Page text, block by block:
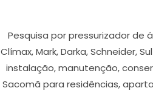
Pesquisa por pressurizador de
Clímax, Mark, Darka, Schneider,
instalação, manutenção,
Sacomã para residências,